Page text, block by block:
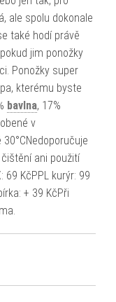
ale spolu dokonale
také hodí právě
jim ponožky
Ponožky super
kterému byste
bavlna, 17%
v
ani použití
69 KčPPL kurýr: 99
+ 39 KčPři